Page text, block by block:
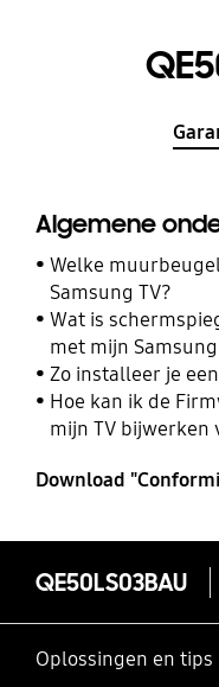
Algemene
Welke
Samsung TV?
Wat is
met mijn Samsung
Zo installeer je
Hoe kan ik de
mijn TV bijwerken
Download
QE50LS03BAU
Oplossingen en tips